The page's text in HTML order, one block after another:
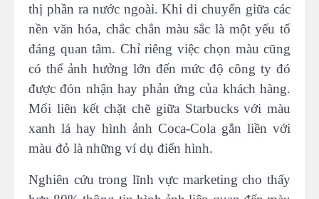
thị phần ra nước ngoài. Khi di chuyển giữa các
nền văn hóa, chắc chắn màu sắc là một yếu tố
đáng quan tâm. Chỉ riêng việc chọn màu cũng
có thể ảnh hưởng lớn đến mức độ công ty đó
được đón nhận hay phản ứng của khách hàng.
Mối liên kết chặt chẽ giữa Starbucks với màu
xanh lá hay hình ảnh Coca-Cola gắn liền với
màu đỏ là những ví dụ điển hình.
Nghiên cứu trong lĩnh vực marketing cho thấy